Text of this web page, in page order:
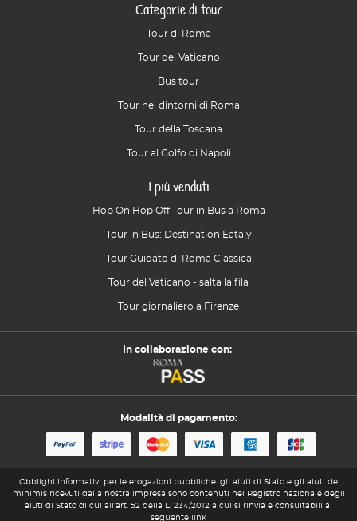
Categorie di tour
Tour di Roma
Tour del Vaticano
Bus tour
Tour nei dintorni di Roma
Tour della Toscana
Tour al Golfo di Napoli
I più venduti
Hop On Hop Off Tour in Bus a Roma
Tour in Bus: Destination Eataly
Tour Guidato di Roma Classica
Tour del Vaticano - salta la fila
Tour giornaliero a Firenze
In collaborazione con:
Modalità di pagamento:
Obblighi informativi per le erogazioni pubbliche: gli aiuti di Stato e gli aiuti de
minimis ricevuti dalla nostra impresa sono contenuti nel Registro nazionale degli
aiuti di Stato di cui all’art. 52 della L. 234/2012 a cui si rinvia e consultabili al
seguente link